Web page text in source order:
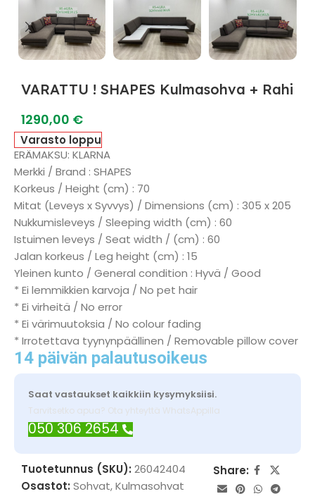
VARATTU ! SHAPES Kulmasohva + Rahi
1290,00 €
Varasto loppu
ERÄMAKSU: KLARNA
Merkki / Brand : SHAPES
Korkeus / Height (cm) : 70
Mitat (Leveys x Syvvys) / Dimensions (cm) : 305 x 205
Nukkumisleveys / Sleeping width (cm) : 60
Istuimen leveys / Seat width / (cm) : 60
Jalan korkeus / Leg height (cm) : 15
Yleinen kunto / General condition : Hyvä / Good
* Ei lemmikkien karvoja / No pet hair
* Ei virheitä / No error
* Ei värimuutoksia / No colour fading
* Irrotettava tyynynpäällinen / Removable pillow cover
14 päivän palautusoikeus
Saat vastaukset kaikkiin kysymyksiisi.
Tarvitsetko apua? Ota yhteyttä WhatsAppilla
050 306 2654
Tuotetunnus (SKU): 26042404
Osastot: Sohvat,Kulmasohvat
Share: